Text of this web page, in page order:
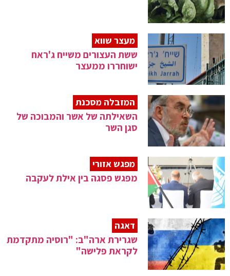
מעצר שווא
ששת העצורים משייח ג'ראח
ישוחררו ממעצר
המזבלה מסכנת
השאילתה של אשר והמבוכה של
סגן השר
מפגש אזורי
מפגש פסגה בין אילת לעקבה
דאגה
שגרירת ארה"ב: "רוסיה מתקדמת
לקראת פלישה"